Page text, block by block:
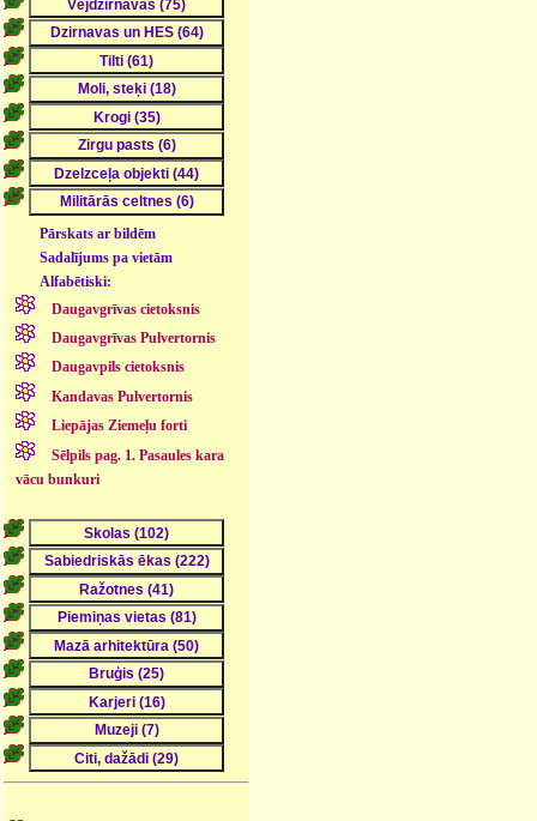
Pārskats ar bildēm
Sadalījums pa vietām
Alfabētiski:
Daugavgrīvas cietoksnis
Daugavgrīvas Pulvertornis
Daugavpils cietoksnis
Kandavas Pulvertornis
Liepājas Ziemeļu forti
Sēlpils pag. 1. Pasaules kara
vācu bunkuri